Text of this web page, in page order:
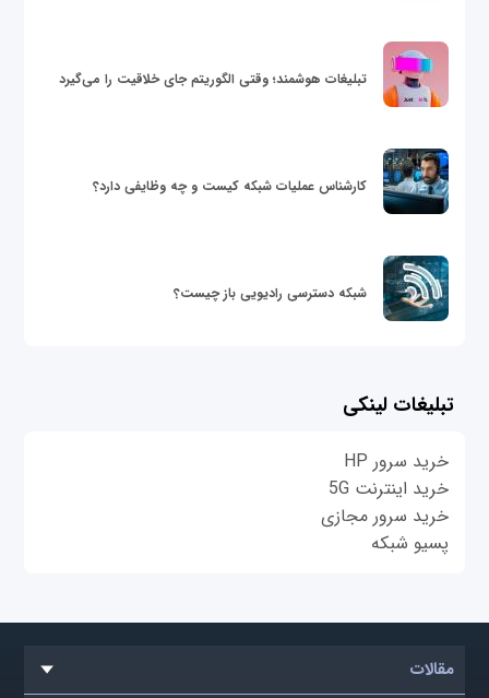
تبلیغات هوشمند؛ وقتی الگوریتم جای خلاقیت را می‌گیرد
کارشناس عملیات شبکه کیست و چه وظایفی دارد؟
شبکه دسترسی رادیویی باز چیست؟
تبلیغات لینکی
خرید سرور HP
خرید اینترنت 5G
خرید سرور مجازی
پسیو شبکه
مقالات